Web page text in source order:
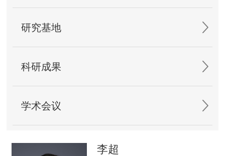
研究基地
科研成果
学术会议
李超